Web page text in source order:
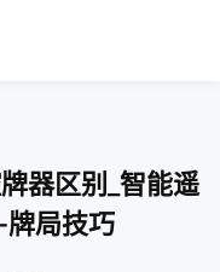
器区别_智能遥
局技巧